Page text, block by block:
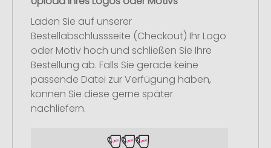
Laden Sie auf unserer
Bestellabschlussseite (Checkout) Ihr Logo
oder Motiv hoch und schließen Sie Ihre
Bestellung ab. Falls Sie gerade keine
passende Datei zur Verfügung haben,
können Sie diese gerne später
nachliefern.